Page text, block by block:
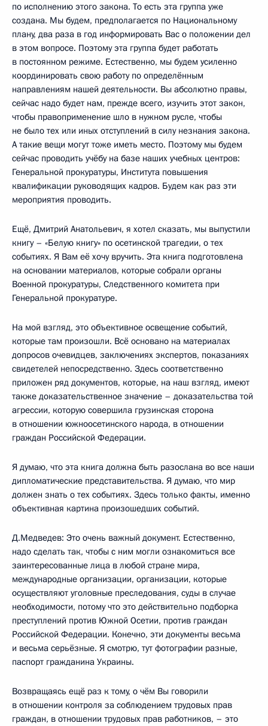
по исполнению этого закона. То есть эта группа уже
создана. Мы будем, предполагается по Национальному
плану, два раза в год информировать Вас о положении дел
в этом вопросе. Поэтому эта группа будет работать
в постоянном режиме. Естественно, мы будем усиленно
координировать свою работу по определённым
направлениям нашей деятельности. Вы абсолютно правы,
сейчас надо будет нам, прежде всего, изучить этот закон,
чтобы правоприменение шло в нужном русле, чтобы
не было тех или иных отступлений в силу незнания закона.
А такие вещи могут тоже иметь место. Поэтому мы будем
сейчас проводить учёбу на базе наших учебных центров:
Генеральной прокуратуры, Института повышения
квалификации руководящих кадров. Будем как раз эти
мероприятия проводить.
Ещё, Дмитрий Анатольевич, я хотел сказать, мы выпустили
книгу – «Белую книгу» по осетинской трагедии, о тех
событиях. Я Вам её хочу вручить. Эта книга подготовлена
на основании материалов, которые собрали органы
Военной прокуратуры, Следственного комитета при
Генеральной прокуратуре.
На мой взгляд, это объективное освещение событий,
которые там произошли. Всё основано на материалах
допросов очевидцев, заключениях экспертов, показаниях
свидетелей непосредственно. Здесь соответственно
приложен ряд документов, которые, на наш взгляд, имеют
также доказательственное значение – доказательства той
агрессии, которую совершила грузинская сторона
в отношении южноосетинского народа, в отношении
граждан Российской Федерации.
Я думаю, что эта книга должна быть разослана во все наши
дипломатические представительства. Я думаю, что мир
должен знать о тех событиях. Здесь только факты, именно
объективная картина произошедших событий.
Д.Медведев: Это очень важный документ. Естественно,
надо сделать так, чтобы с ним могли ознакомиться все
заинтересованные лица в любой стране мира,
международные организации, организации, которые
осуществляют уголовные преследования, суды в случае
необходимости, потому что это действительно подборка
преступлений против Южной Осетии, против граждан
Российской Федерации. Конечно, эти документы весьма
и весьма серьёзные. Я смотрю, тут фотографии разные,
паспорт гражданина Украины.
Возвращаясь ещё раз к тому, о чём Вы говорили
в отношении контроля за соблюдением трудовых прав
граждан, в отношении трудовых прав работников, – это